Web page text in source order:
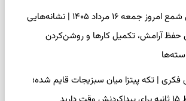
فال شمع امروز جمعه ۱۶ مرداد ۱۴۰۵ | نشانه‌هایی
حفظ آرامش، تکمیل کارها و روشن‌کردن
فکری | تکه پیتزا میان سبزیجات قایم شده؛